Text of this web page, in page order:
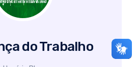
do Trabalho